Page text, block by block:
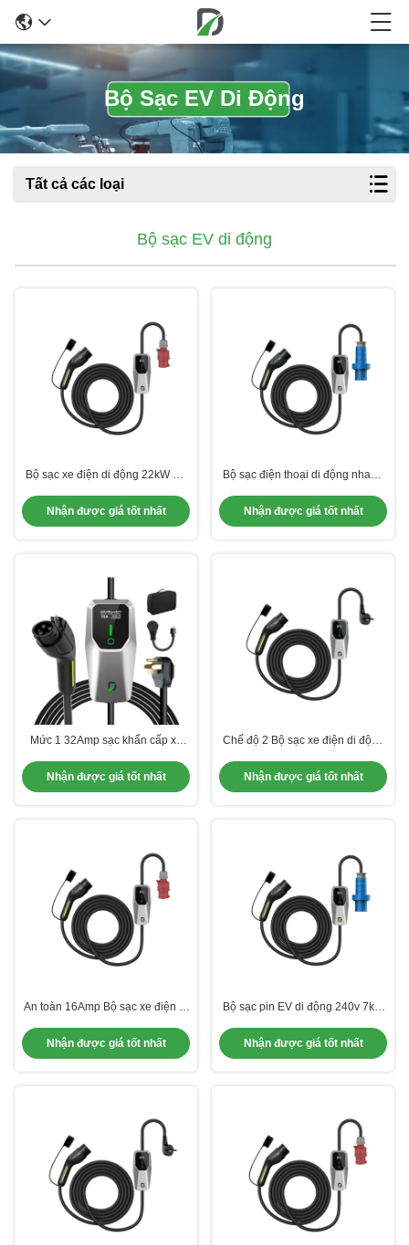
Bộ Sạc EV Di Động
Tất cả các loại
Bộ sạc EV di động
Bộ sạc xe điện di động 22kW Ba
nghiệp CEE
Nhận được giá tốt nhất
Bộ sạc điện thoại di động nhanh
IP65
Nhận được giá tốt nhất
Mức 1 32Amp sạc khẩn cấp xe
Nhận được giá tốt nhất
Chế độ 2 Bộ sạc xe điện di động
Nhận được giá tốt nhất
An toàn 16Amp Bộ sạc xe điện di
cấp
Nhận được giá tốt nhất
Bộ sạc pin EV di động 240v 7kW
nhất 32A
Nhận được giá tốt nhất